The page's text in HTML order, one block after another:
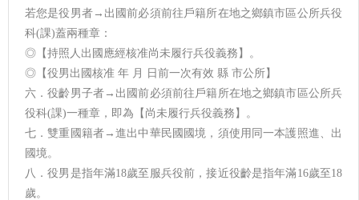
若您是役男者→出國前必須前往戶籍所在地之鄉鎮市區公所兵役
科(課)蓋兩種章：
◎【持照人出國應經核准尚未履行兵役義務】。
◎【役男出國核准 年 月 日前一次有效 縣 市公所】
六．役齡男子者→出國前必須前往戶籍所在地之鄉鎮市區公所兵
役科(課)一種章，即為【尚未履行兵役義務】。
七．雙重國籍者→進出中華民國國境，須使用同一本護照進、出
國境。
八．役男是指年滿18歲至服兵役前，接近役齡是指年滿16歲至18
歲。